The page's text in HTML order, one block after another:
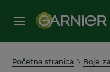
IZBORNIK
Početna stranica Boje